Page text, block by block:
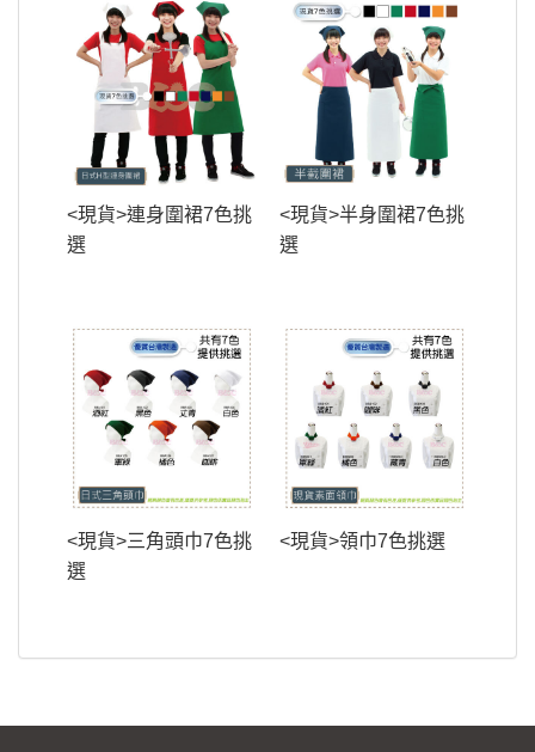
<現貨>連身圍裙7色挑
選
<現貨>半身圍裙7色挑
選
<現貨>三角頭巾7色挑
選
<現貨>領巾7色挑選